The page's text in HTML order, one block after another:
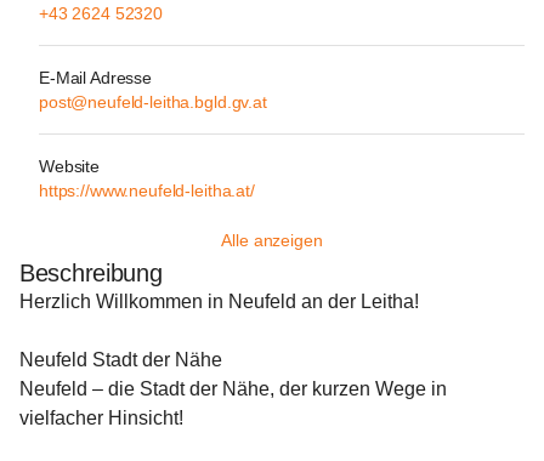
+43 2624 52320
E-Mail Adresse
post@neufeld-leitha.bgld.gv.at
Website
https://www.neufeld-leitha.at/
Alle anzeigen
Beschreibung
Herzlich Willkommen in Neufeld an der Leitha!
Neufeld Stadt der Nähe
Neufeld – die Stadt der Nähe, der kurzen Wege in
vielfacher Hinsicht!